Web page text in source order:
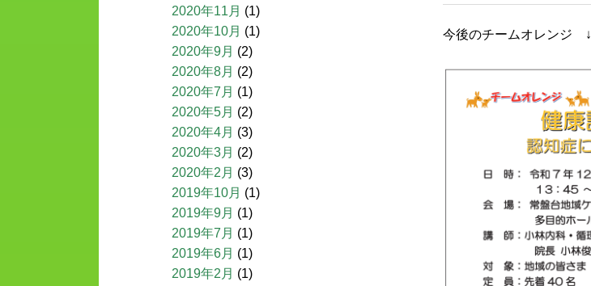
今後のチームオレンジ ↓
2020年11月 (1)
2020年10月 (1)
2020年9月 (2)
2020年8月 (2)
2020年7月 (1)
2020年5月 (2)
2020年4月 (3)
2020年3月 (2)
2020年2月 (3)
2019年10月 (1)
2019年9月 (1)
2019年7月 (1)
2019年6月 (1)
2019年2月 (1)